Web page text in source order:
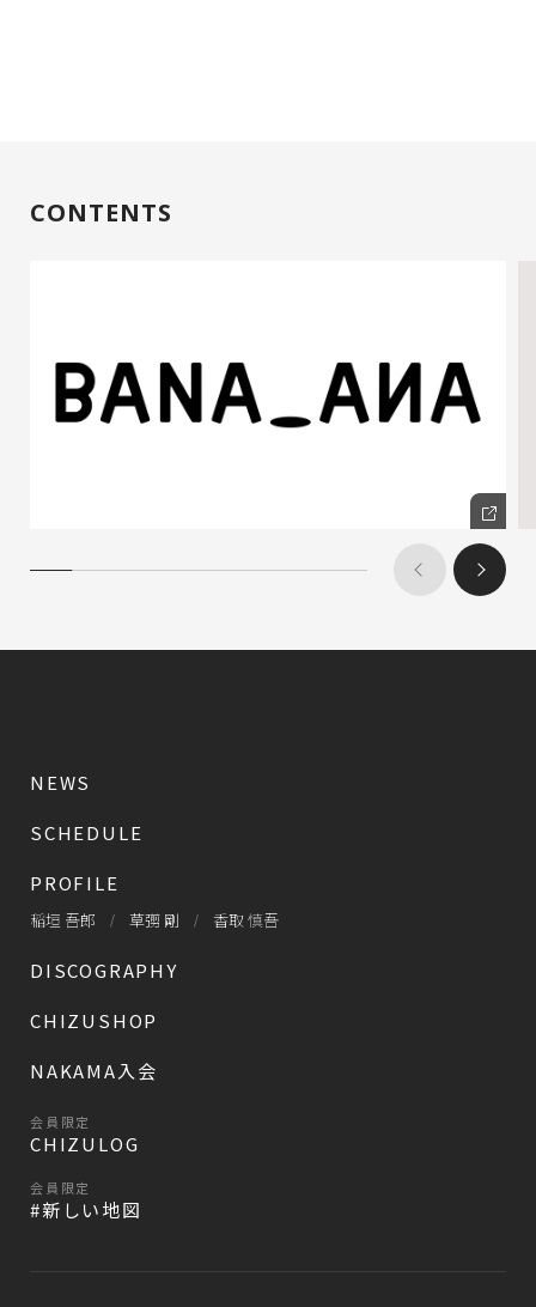
CONTENTS
NEWS
SCHEDULE
PROFILE
稲垣 吾郎 草彅 剛 香取 慎吾
DISCOGRAPHY
CHIZUSHOP
NAKAMA入会
会員限定
CHIZULOG
会員限定
#新しい地図